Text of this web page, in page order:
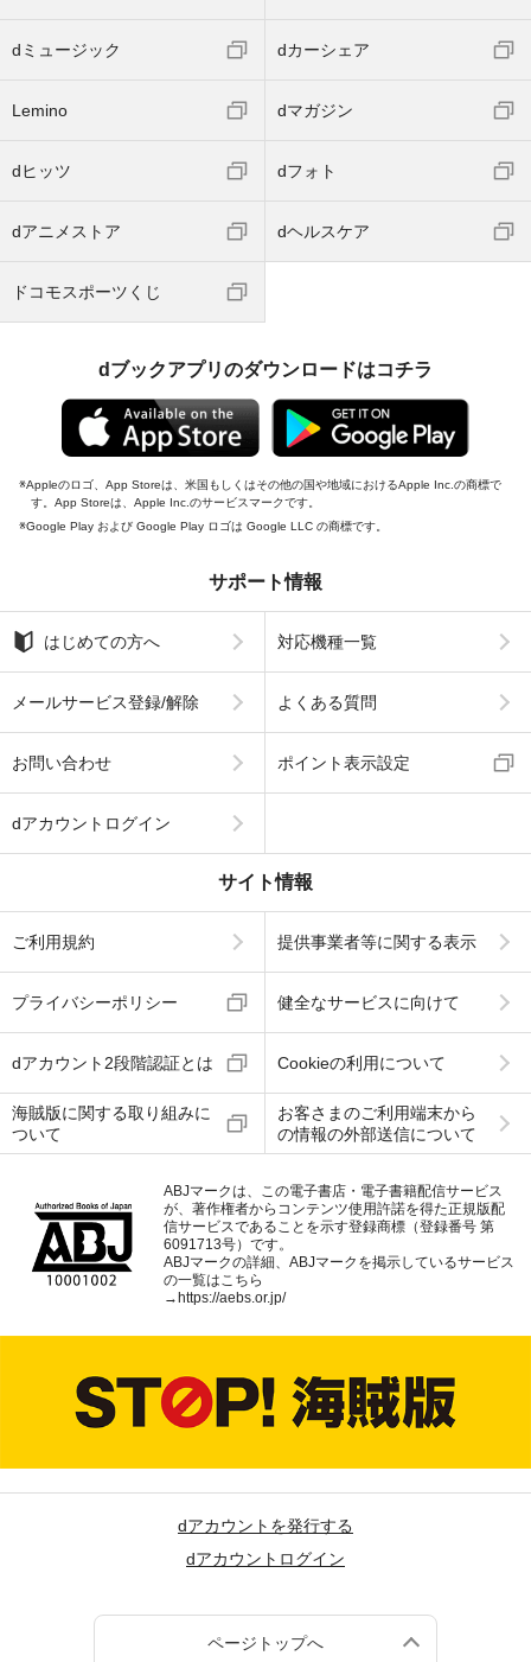
dミュージック dカーシェア
Lemino dマガジン
dヒッツ dフォト
dアニメストア dヘルスケア
ドコモスポーツくじ
dブックアプリのダウンロードはコチラ
Appleのロゴ、App Storeは、米国もしくはその他の国や地域におけるApple Inc.の商標で
す。App Storeは、Apple Inc.のサービスマークです。
Google Play および Google Play ロゴは Google LLC の商標です。
サポート情報
はじめての方へ 対応機種一覧
メールサービス登録/解除 よくある質問
お問い合わせ ポイント表示設定
dアカウントログイン
サイト情報
ご利用規約 提供事業者等に関する表示
プライバシーポリシー 健全なサービスに向けて
dアカウント2段階認証とは Cookieの利用について
海賊版に関する取り組みに
ついて
お客さまのご利用端末から
の情報の外部送信について
ABJマークは、この電子書店・電子書籍配信サービス
が、著作権者からコンテンツ使用許諾を得た正規版配
信サービスであることを示す登録商標（登録番号 第
6091713号）です。
ABJマークの詳細、ABJマークを掲示しているサービス
の一覧はこちら
→https://aebs.or.jp/
dアカウントを発行する
dアカウントログイン
ページトップへ